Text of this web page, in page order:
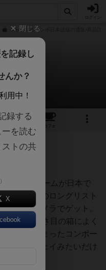
キャッスルコンボ日本語版の通販/商品詳
ンボ
ビュー
カフェ
前
いる小箱ゲームが日本で
ーム大賞のロングリスト
ビックカメラでゲット。
20分、小さ目の箱によく
ュっと纏まったコンポー
ファラウェイみたいだけ
閉じる
記録し
んか？
用中！
録する
を読む
トの共
X